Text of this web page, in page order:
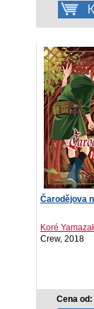
Čarodějova
Koré
Crew, 2018
Cena od: